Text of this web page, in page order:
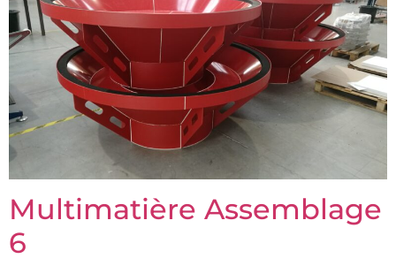
Multimatière Assemblage
6